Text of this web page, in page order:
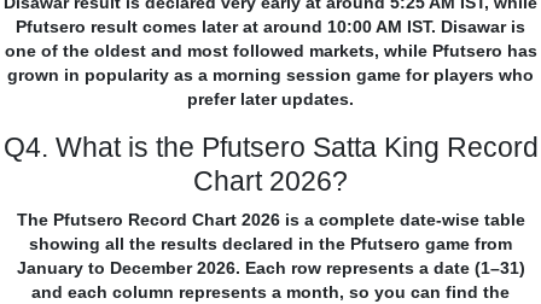
Pfutsero result comes later at around 10:00 AM IST. Disawar is
one of the oldest and most followed markets, while Pfutsero has
grown in popularity as a morning session game for players who
prefer later updates.
Q4. What is the Pfutsero Satta King Record
Chart 2026?
The Pfutsero Record Chart 2026 is a complete date-wise table
showing all the results declared in the Pfutsero game from
January to December 2026. Each row represents a date (1–31)
and each column represents a month, so you can find the